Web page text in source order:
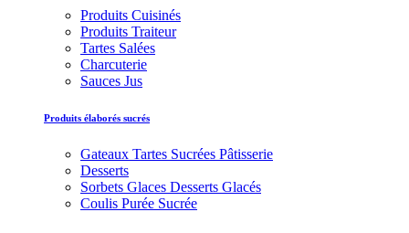
Produits Cuisinés
Produits Traiteur
Tartes Salées
Charcuterie
Sauces Jus
Produits élaborés sucrés
Gateaux Tartes Sucrées Pâtisserie
Desserts
Sorbets Glaces Desserts Glacés
Coulis Purée Sucrée